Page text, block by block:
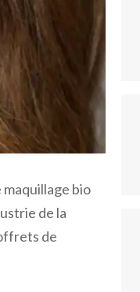
bio
de la
de